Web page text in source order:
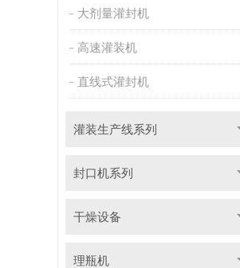
大剂量灌封机
高速灌装机
直线式灌封机
灌装生产线系列
封口机系列
干燥设备
理瓶机